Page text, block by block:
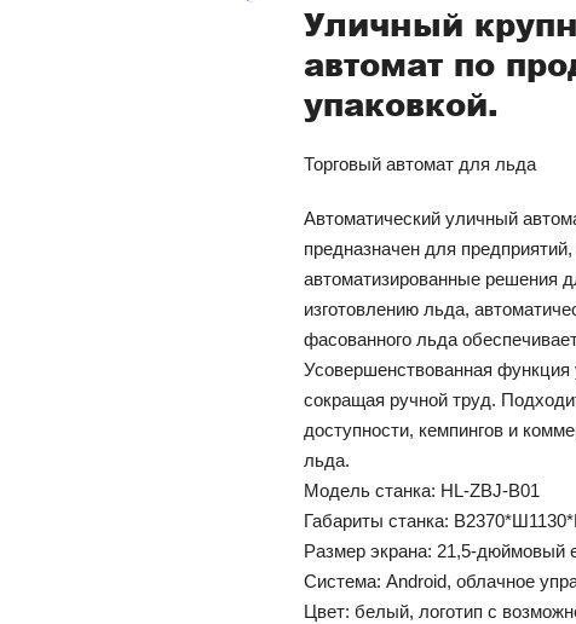
Уличный
автомат по
упаковкой.
Торговый автомат для льда
Автоматический уличный
предназначен для
автоматизированные решения
изготовлению льда,
фасованного льда
Усовершенствованная функция
сокращая ручной труд.
доступности, кемпингов и
льда.
Модель станка: HL-ZBJ-B01
Габариты станка:
Размер экрана: 21,5-дюймовый
Система: Android, облачное
Цвет: белый, логотип с